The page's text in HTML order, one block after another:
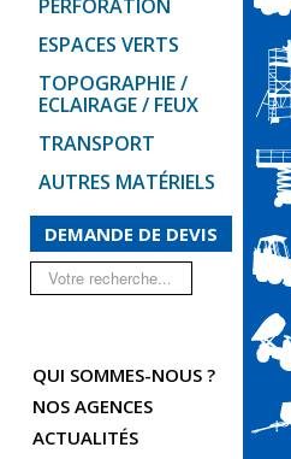
PERFORATION
ESPACES VERTS
TOPOGRAPHIE /
ECLAIRAGE / FEUX
TRANSPORT
AUTRES MATÉRIELS
DEMANDE DE DEVIS
Rechercher
QUI SOMMES-NOUS ?
NOS AGENCES
ACTUALITÉS